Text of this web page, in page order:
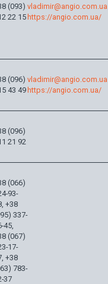
(093)
22 15
vladimir@angio.com.ua
https://angio.com.ua/
(096)
43 49
vladimir@angio.com.ua
https://angio.com.ua/
(096)
21 92
(066)
93-
+38
337-
45,
(067)
17-
+38
783-
37